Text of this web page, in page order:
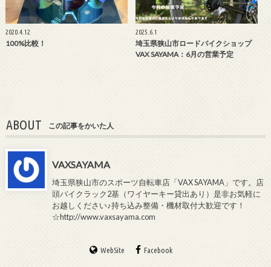
2020.4.12
100%比較！
2025.6.1
埼玉県狭山市ロードバイクショップ
VAX SAYAMA：6月の営業予定
ABOUT この記事をかいた人
VAXSAYAMA
埼玉県狭山市のスポーツ自転車店「VAX SAYAMA」です。店
頭バイクラック2基（ワイヤーキー貸出あり）是非お気軽に
お越しください♪持ち込み整備・機材取付大歓迎です！
☆http://www.vaxsayama.com
WebSite Facebook